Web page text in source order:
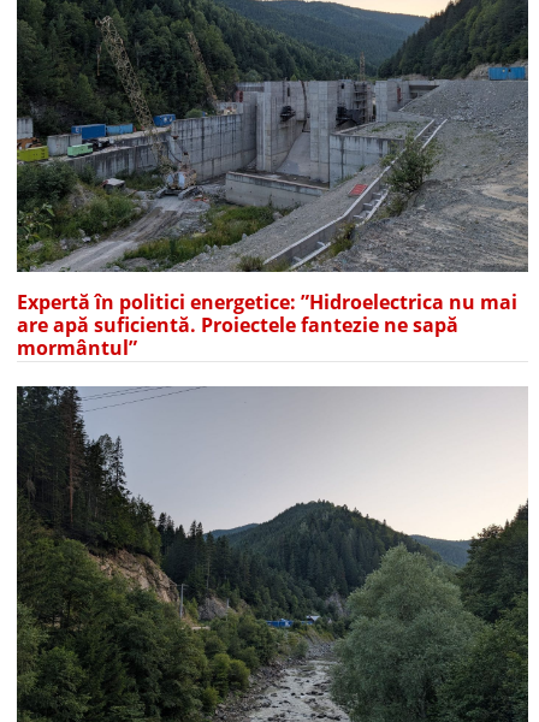
Expertă în politici energetice: ”Hidroelectrica nu mai
are apă suficientă. Proiectele fantezie ne sapă
mormântul”